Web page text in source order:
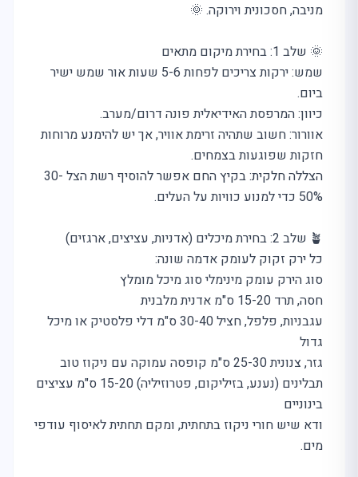
מניבה, חסכונית וירוקה. 🌞
🌞 שלב 1: בחירת מיקום מתאים
שמש: ירקות צריכים לפחות 5-6 שעות אור שמש ישיר
ביום.
כיוון: המרפסת האידיאלית פונה דרום/מערב.
אוורור: חשוב שתהיה זרימת אוויר, אך יש להימנע מרוחות
חזקות שפוגעות בצמחים.
הצללה חלקית: בקיץ החם אפשר להוסיף רשת הצל 30-
50% כדי למנוע כוויות על העלים.
🪴 שלב 2: בחירת מיכלים (אדניות, עציצים, ארגזים)
כל ירק זקוק לעומק אדמה שונה:
סוג הירק עומק מינימלי סוג מיכל מומלץ
חסה, תרד 15-20 ס"מ אדנית מלבנית
עגבניות, פלפל, חציל 30-40 ס"מ דלי פלסטיק או מיכל
גדול
גזר, צנונית 25-30 ס"מ קופסה עמוקה עם ניקוז טוב
תבלינים (נענע, בזיליקום, פטרוזיליה) 15-20 ס"מ עציצים
בינוניים
ודא שיש חורי ניקוז בתחתית, ומקם תחתית לאיסוף עודפי
מים.